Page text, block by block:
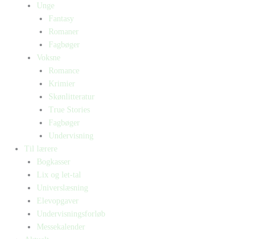
Unge
Fantasy
Romaner
Fagbøger
Voksne
Romance
Krimier
Skønlitteratur
True Stories
Fagbøger
Undervisning
Til lærere
Bogkasser
Lix og let-tal
Universlæsning
Elevopgaver
Undervisningsforløb
Messekalender